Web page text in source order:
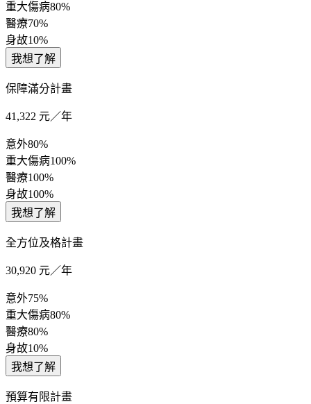
重大傷病80%
醫療70%
身故10%
我想了解
保障滿分計畫
41,322 元／年
意外80%
重大傷病100%
醫療100%
身故100%
我想了解
全方位及格計畫
30,920 元／年
意外75%
重大傷病80%
醫療80%
身故10%
我想了解
預算有限計畫